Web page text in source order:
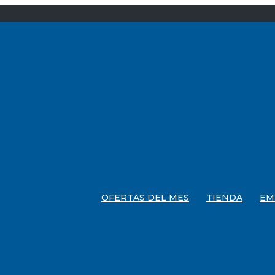
OFERTAS DEL MES TIENDA